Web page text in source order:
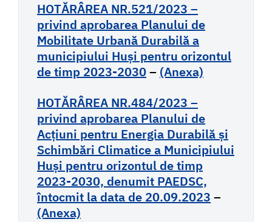
HOTĂRÂREA NR.521/2023 –
privind aprobarea Planului de
Mobilitate Urbană Durabilă a
municipiului Huși pentru orizontul
de timp 2023-2030– (Anexa)
HOTĂRÂREA NR.484/2023 –
privind aprobarea Planului de
Acţiuni pentru Energia Durabilă şi
Schimbări Climatice a Municipiului
Huşi pentru orizontul de timp
2023-2030, denumit PAEDSC,
întocmit la data de 20.09.2023 –
(Anexa)